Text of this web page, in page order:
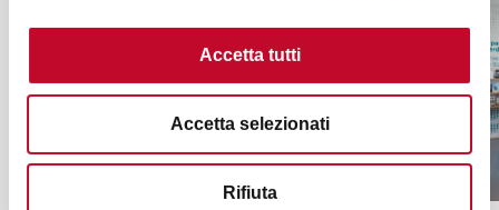
Accetta tutti
Accetta selezionati
Rifiuta